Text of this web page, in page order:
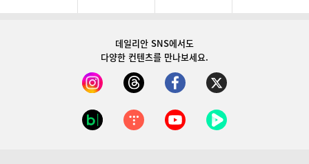
데일리안 SNS에서도
다양한 컨텐츠를 만나보세요.